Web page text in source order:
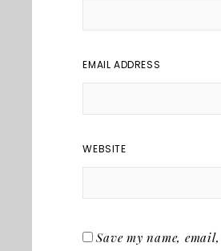
EMAIL ADDRESS
WEBSITE
Save my name,